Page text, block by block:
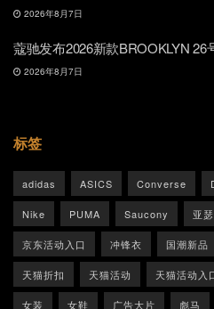
2026年8月7日
蔻驰发布2026新款BROOKLYN 26
2026年8月7日
标签
adidas ASICS Converse
Nike PUMA Saucony 亚
京东活动入口 冲锋衣 国潮新品
天猫折扣 天猫活动 天猫活动入
女装 女鞋 广告大片 彪马